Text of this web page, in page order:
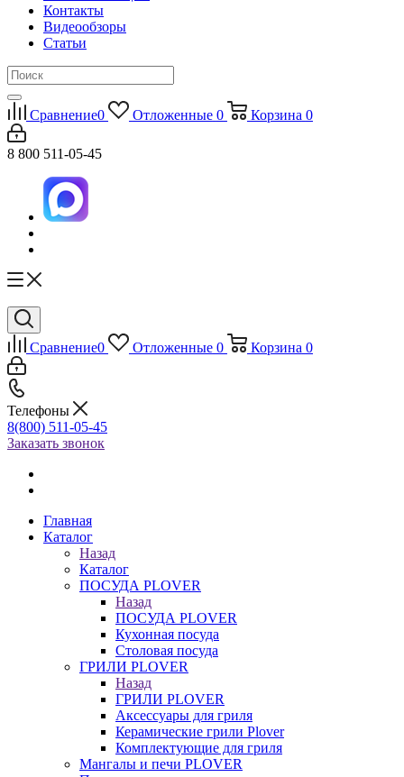
Контакты
Видеообзоры
Статьи
Сравнение0 Отложенные 0 Корзина 0
8 800 511-05-45
Сравнение0 Отложенные 0 Корзина 0
Телефоны
8(800) 511-05-45
Заказать звонок
Главная
Каталог
Назад
Каталог
ПОСУДА PLOVER
Назад
ПОСУДА PLOVER
Кухонная посуда
Столовая посуда
ГРИЛИ PLOVER
Назад
ГРИЛИ PLOVER
Аксессуары для гриля
Керамические грили Plover
Комплектующие для гриля
Мангалы и печи PLOVER